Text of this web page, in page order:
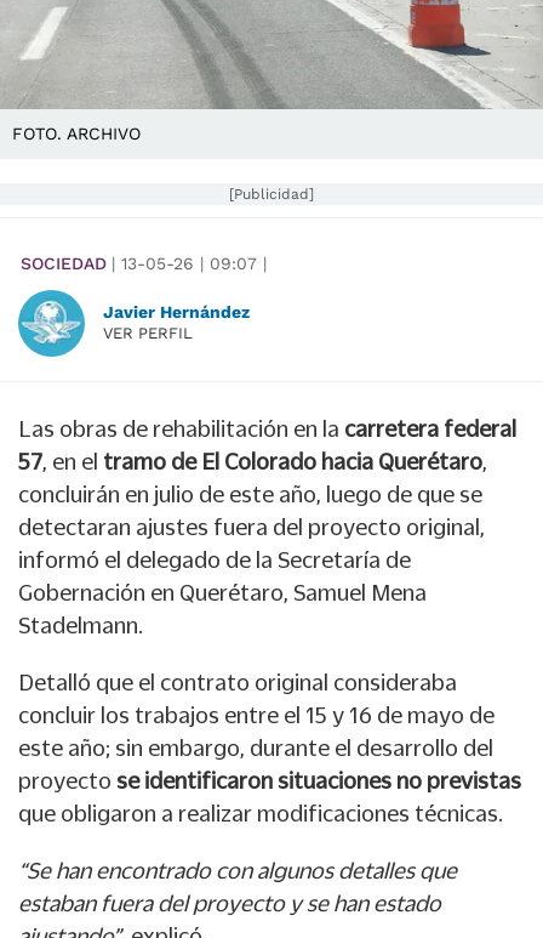
FOTO. ARCHIVO
[Publicidad]
SOCIEDAD | 13-05-26 | 09:07 |
Javier Hernández
VER PERFIL
Las obras de rehabilitación en la carretera federal
57, en el tramo de El Colorado hacia Querétaro,
concluirán en julio de este año, luego de que se
detectaran ajustes fuera del proyecto original,
informó el delegado de la Secretaría de
Gobernación en Querétaro, Samuel Mena
Stadelmann.
Detalló que el contrato original consideraba
concluir los trabajos entre el 15 y 16 de mayo de
este año; sin embargo, durante el desarrollo del
proyecto se identificaron situaciones no previstas
que obligaron a realizar modificaciones técnicas.
“Se han encontrado con algunos detalles que
estaban fuera del proyecto y se han estado